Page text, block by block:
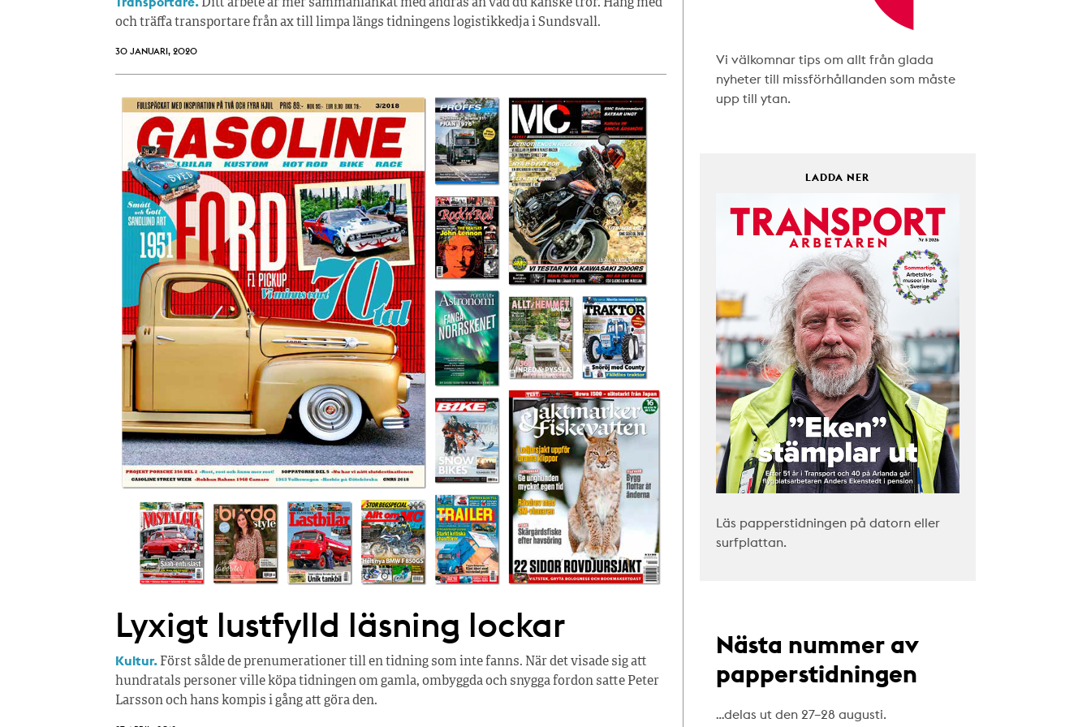
Ditt arbete är mer sammanlänkat med andras än vad du kanske tror. Häng med
och träffa transportare från ax till limpa längs tidningens logistikkedja i Sundsvall.
30 JANUARI, 2020
Lyxigt lustfylld läsning lockar
Kultur. Först sålde de prenumerationer till en tidning som inte fanns. När det visade sig att
hundratals personer ville köpa tidningen om gamla, ombyggda och snygga fordon satte Peter
Larsson och hans kompis i gång att göra den.
Vi välkomnar tips om allt från glada
nyheter till missförhållanden som måste
upp till ytan.
LADDA NER
Läs papperstidningen på datorn eller
surfplattan.
Nästa nummer av
papperstidningen
…delas ut den 27–28 augusti.